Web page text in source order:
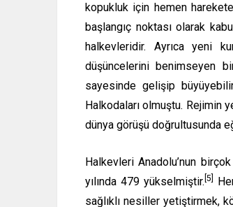
kopukluk için hemen
başlangıç noktası olarak
halkevleridir. Ayrıca yeni
düşüncelerini benimseyen
sayesinde gelişip
Halkodaları olmuştu. Rejimin
dünya görüşü doğrultusunda
Halkevleri Anadolu’nun
yılında 479 yükselmiştir. [5]
sağlıklı nesiller yetiştirmek,